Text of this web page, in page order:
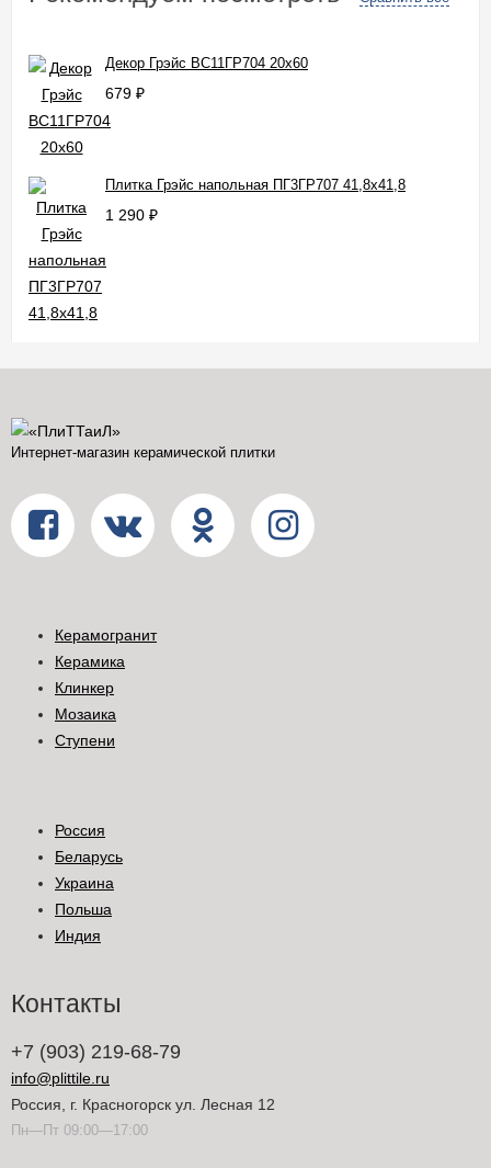
Декор Грэйс ВС11ГР704 20x60
679 ₽
Плитка Грэйс напольная ПГ3ГР707 41,8x41,8
1 290 ₽
Интернет-магазин керамической плитки
Керамогранит
Керамика
Клинкер
Мозаика
Ступени
Россия
Беларусь
Украина
Польша
Индия
Контакты
+7 (903) 219-68-79
info@plittile.ru
Россия, г. Красногорск ул. Лесная 12
Пн—Пт 09:00—17:00